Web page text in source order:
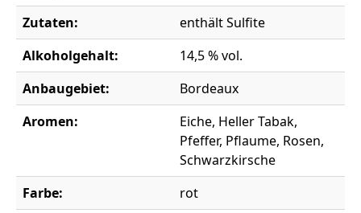
Zutaten:
enthält Sulfite
Alkoholgehalt:
14,5 % vol.
Anbaugebiet:
Bordeaux
Aromen:
Eiche, Heller Tabak,
Pfeffer, Pflaume, Rosen,
Schwarzkirsche
Farbe:
rot